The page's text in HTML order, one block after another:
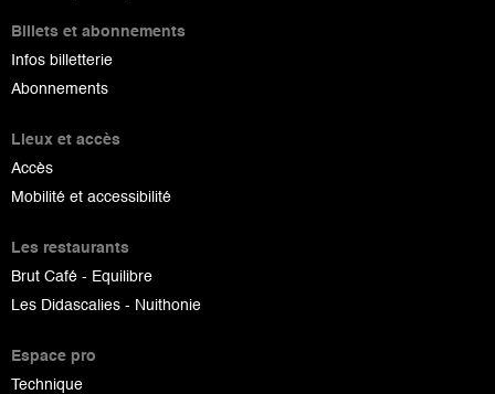
Billets et abonnements
Infos billetterie
Abonnements
Lieux et accès
Accès
Mobilité et accessibilité
Les restaurants
Brut Café - Equilibre
Les Didascalies - Nuithonie
Espace pro
Technique